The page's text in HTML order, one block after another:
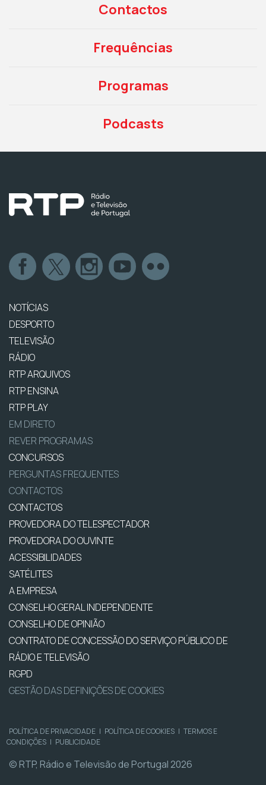
Contactos
Frequências
Programas
Podcasts
NOTÍCIAS
DESPORTO
TELEVISÃO
RÁDIO
RTP ARQUIVOS
RTP ENSINA
RTP PLAY
EM DIRETO
REVER PROGRAMAS
CONCURSOS
PERGUNTAS FREQUENTES
CONTACTOS
CONTACTOS
PROVEDORA DO TELESPECTADOR
PROVEDORA DO OUVINTE
ACESSIBILIDADES
SATÉLITES
A EMPRESA
CONSELHO GERAL INDEPENDENTE
CONSELHO DE OPINIÃO
CONTRATO DE CONCESSÃO DO SERVIÇO PÚBLICO DE
RÁDIO E TELEVISÃO
RGPD
GESTÃO DAS DEFINIÇÕES DE COOKIES
POLÍTICA DE PRIVACIDADE | POLÍTICA DE COOKIES | TERMOS E
CONDIÇÕES | PUBLICIDADE
© RTP, Rádio e Televisão de Portugal 2026